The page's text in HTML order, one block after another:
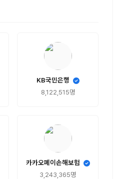
KB국민은행
8,122,515명
카카오페이손해보험
3,243,365명